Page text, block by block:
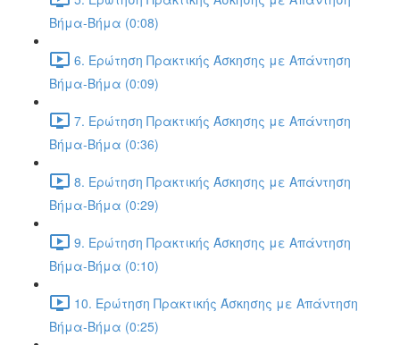
Βήμα-Βήμα (0:08)
6. Ερώτηση Πρακτικής Άσκησης με Απάντηση
Βήμα-Βήμα (0:09)
7. Ερώτηση Πρακτικής Άσκησης με Απάντηση
Βήμα-Βήμα (0:36)
8. Ερώτηση Πρακτικής Άσκησης με Απάντηση
Βήμα-Βήμα (0:29)
9. Ερώτηση Πρακτικής Άσκησης με Απάντηση
Βήμα-Βήμα (0:10)
10. Ερώτηση Πρακτικής Άσκησης με Απάντηση
Βήμα-Βήμα (0:25)